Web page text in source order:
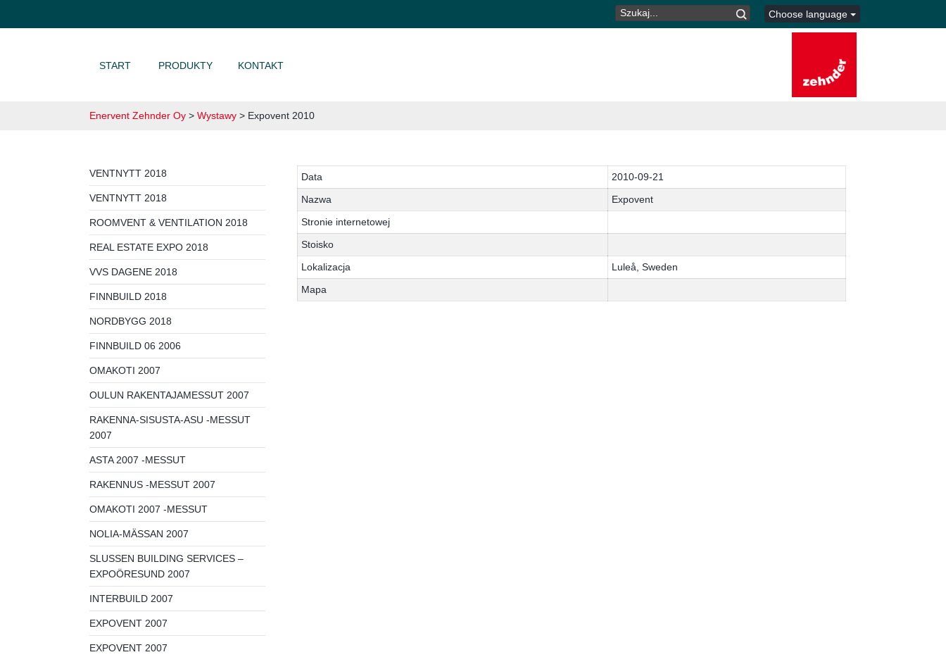
SZUKAJ: Choose language
START PRODUKTY KONTAKT
Enervent Zehnder Oy > Wystawy > Expovent 2010
VENTNYTT 2018
VENTNYTT 2018
ROOMVENT & VENTILATION 2018
REAL ESTATE EXPO 2018
VVS DAGENE 2018
FINNBUILD 2018
NORDBYGG 2018
FINNBUILD 06 2006
OMAKOTI 2007
OULUN RAKENTAJAMESSUT 2007
RAKENNA-SISUSTA-ASU -MESSUT
2007
ASTA 2007 -MESSUT
RAKENNUS -MESSUT 2007
OMAKOTI 2007 -MESSUT
NOLIA-MÄSSAN 2007
SLUSSEN BUILDING SERVICES –
EXPOÖRESUND 2007
INTERBUILD 2007
EXPOVENT 2007
EXPOVENT 2007
Data
2010-09-21
Nazwa
Expovent
Stronie internetowej
Stoisko
Lokalizacja
Luleå, Sweden
Mapa